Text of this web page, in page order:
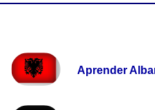
Aprender